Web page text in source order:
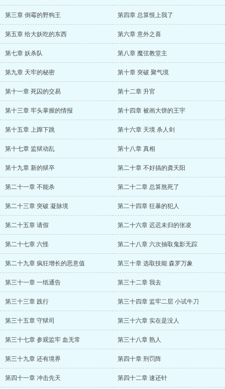
第三章 倒霉的野狗王 第四章 总算恨上我了
第五章 给大妖吃的东西 第六章 意外之喜
第七章 妖杀队 第八章 魔弦教堂主
第九章 天牢的秘密 第十章 突破 聚气境
第十一章 死囚的交易 第十二章 升官
第十三章 牢头掌握的情报 第十四章 被画大饼的王宇
第十五章 上蹿下跳 第十六章 天境 杀人剑
第十七章 监狱动乱 第十八章 真相
第十九章 新的狱卒 第二十章 不好搞的龚天阳
第二十一章 不能杀 第二十二章 总算熬死了
第二十三章 突破 凝脉境 第二十四章 狂暴的犯人
第二十五章 请假 第二十六章 迟迟未归的张凌
第二十七章 六怪 第二十八章 六次抽取鬼影无踪
第二十九章 疯狂增长的恶意值 第三十章 选取技能 森罗万象
第三十一章 一纸通告 第三十二章 我去
第三十三章 践行 第三十四章 监牢二层 小试牛刀
第三十五章 守狱司 第三十六章 实在是没人
第三十七章 参观监牢 血无常 第三十八章 熟人
第三十九章 还有境界 第四十章 刑罚阵
第四十一章 冲击先天 第四十二章 速还针